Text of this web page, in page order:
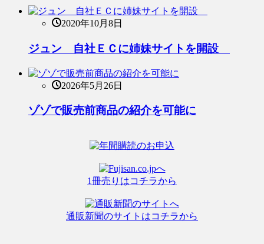
2020年10月8日
ジュン 自社ＥＣに姉妹サイトを開設
2026年5月26日
ゾゾで販売前商品の紹介を可能に
1冊売りはコチラから
通販新聞のサイトはコチラから